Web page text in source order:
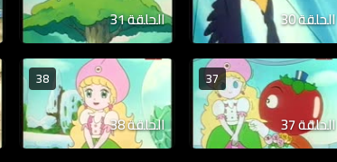
الحلقة 30 الحلقة 31
37
الحلقة 37
38
الحلقة 38